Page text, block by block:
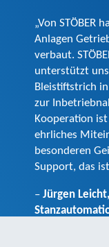
„Von STÖBER
Anlagen
verbaut.
unterstützt
Bleistiftstrich
zur
Kooperation
ehrliches
besonderen
Support, das
– Jürgen